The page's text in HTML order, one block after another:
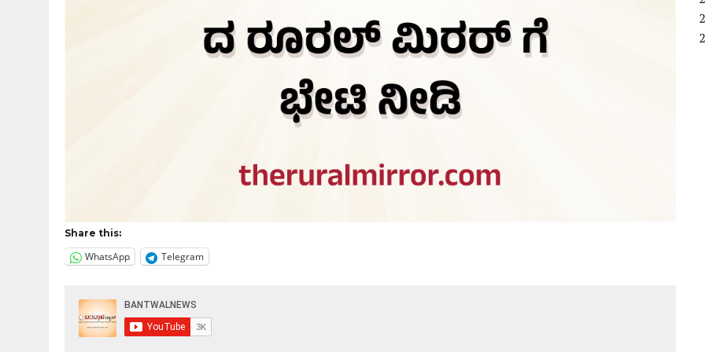
Share this:
WhatsApp Telegram